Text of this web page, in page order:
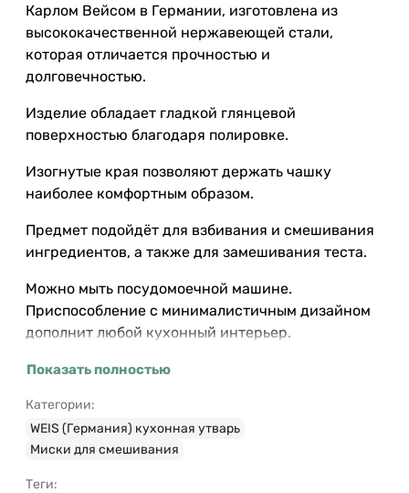
Карлом Вейсом в Германии, изготовлена из
высококачественной нержавеющей стали,
которая отличается прочностью и
долговечностью.
Изделие обладает гладкой глянцевой
поверхностью благодаря полировке.
Изогнутые края позволяют держать чашку
наиболее комфортным образом.
Предмет подойдёт для взбивания и смешивания
ингредиентов, а также для замешивания теста.
Можно мыть посудомоечной машине.
Приспособление с минималистичным дизайном
дополнит любой кухонный интерьер.
Показать полностью
Категории:
WEIS (Германия) кухонная утварь
Миски для смешивания
Теги: